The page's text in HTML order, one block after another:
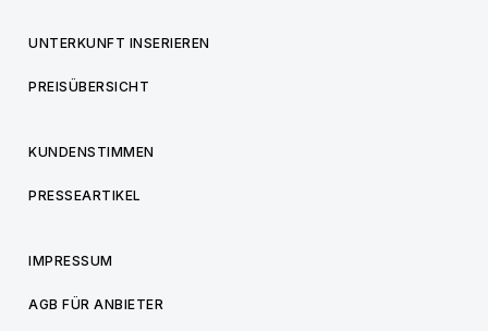
UNTERKUNFT INSERIEREN
PREISÜBERSICHT
KUNDENSTIMMEN
PRESSEARTIKEL
IMPRESSUM
AGB FÜR ANBIETER